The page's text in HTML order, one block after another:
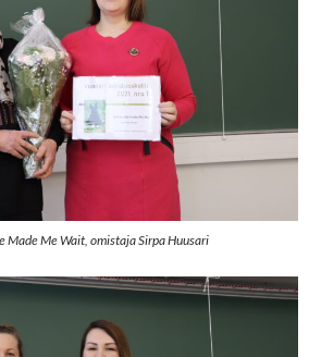
Made Me Wait, omistaja Sirpa Huusari